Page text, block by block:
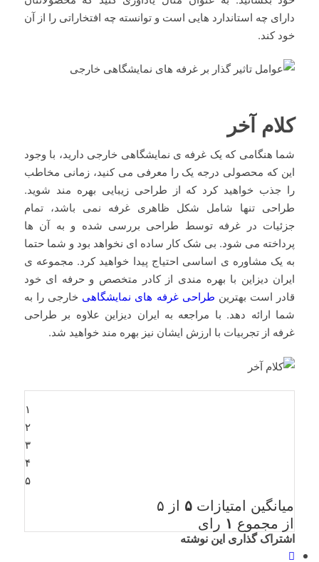
دارای چه استاندارد هایی است و توانسته چه افتخاراتی را از آن
خود کند.
کلام آخر
شما هنگامی که یک غرفه ی نمایشگاهی خارجی دارید، با وجود
این که محصولی درجه یک را معرفی می کنید، زمانی مخاطب
را جذب خواهید کرد که از طراحی زیبایی بهره مند شوید.
طراحی تنها شامل شکل ظاهری غرفه نمی باشد، تمام
جزئیات در غرفه توسط طراحی بررسی شده و به آن ها
پرداخته می شود. بی شک کار ساده ای نخواهد بود و شما حتما
به یک مشاوره ی اساسی احتیاج پیدا خواهید کرد. مجموعه ی
ایران دیزاین با بهره مندی از کادر متخصص و حرفه ای خود
قادر است بهترین طراحی غرفه های نمایشگاهی خارجی را به
شما ارائه دهد. با مراجعه به ایران دیزاین علاوه بر طراحی
غرفه از تجربیات با ارزش ایشان نیز بهره مند خواهید شد.
۱
۲
۳
۴
۵
میانگین امتیازات ۵ از ۵
از مجموع ۱ رای
اشتراک گذاری این نوشته